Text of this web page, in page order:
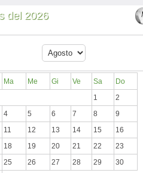
del 2026
Ma Me Gi Ve Sa
Do
1
2
4 5 6 7 8
9
11 12 13 14 15
16
18 19 20 21 22
23
25 26 27 28 29
30